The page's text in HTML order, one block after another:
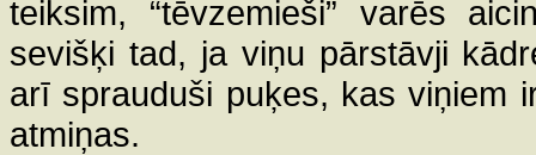
teiksim, “tēvzemieši” varēs
sevišķi tad, ja viņu pārstāvji
arī sprauduši puķes, kas viņiem
atmiņas.